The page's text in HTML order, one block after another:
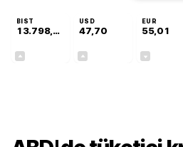
BIST
13.798,82
USD
47,70
EUR
55,01